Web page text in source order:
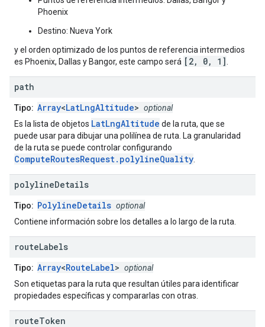
Phoenix
Destino: Nueva York
y el orden optimizado de los puntos de referencia intermedios
es Phoenix, Dallas y Bangor, este campo será [2, 0, 1]
path
Tipo: Array<LatLngAltitude> optional
Es la lista de objetos LatLngAltitude de la ruta, que se
puede usar para dibujar una polilínea de ruta. La granularidad
de la ruta se puede controlar configurando
ComputeRoutesRequest.polylineQuality
polylineDetails
Tipo: PolylineDetails optional
Contiene información sobre los detalles a lo largo de la ruta.
routeLabels
Tipo: Array<RouteLabel> optional
Son etiquetas para la ruta que resultan útiles para identificar
propiedades específicas y compararlas con otras.
routeToken